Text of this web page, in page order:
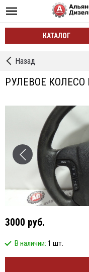
КАТАЛОГ
←
колесо
Назад
РУЛЕВОЕ КОЛЕСО
3000 руб.
В наличии: 1 шт.